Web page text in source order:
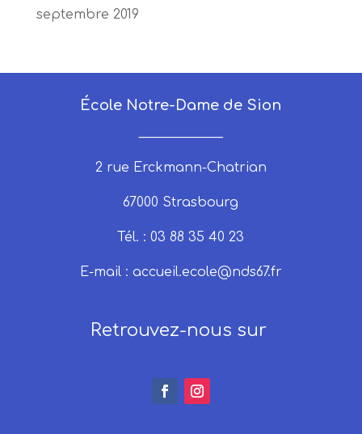
septembre 2019
École Notre-Dame de Sion
2 rue Erckmann-Chatrian
67000 Strasbourg
Tél. : 03 88 35 40 23
E-mail : accueil.ecole@nds67.fr
Retrouvez-nous sur